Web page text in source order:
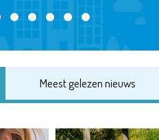
Meest gelezen nieuws